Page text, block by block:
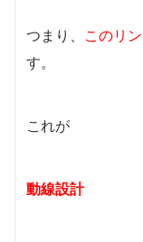
つまり、 このリ
す。
これが
動線設計